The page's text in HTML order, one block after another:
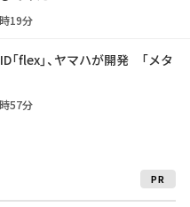
19分
「flex」、ヤマハが開発 「メタ
57分
PR